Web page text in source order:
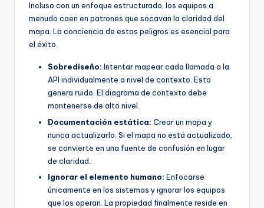
Incluso con un enfoque estructurado, los equipos a
menudo caen en patrones que socavan la claridad del
mapa. La conciencia de estos peligros es esencial para
el éxito.
Sobrediseño: Intentar mapear cada llamada a la
API individualmente a nivel de contexto. Esto
genera ruido. El diagrama de contexto debe
mantenerse de alto nivel.
Documentación estática: Crear un mapa y
nunca actualizarlo. Si el mapa no está actualizado,
se convierte en una fuente de confusión en lugar
de claridad.
Ignorar el elemento humano: Enfocarse
únicamente en los sistemas y ignorar los equipos
que los operan. La propiedad finalmente reside en